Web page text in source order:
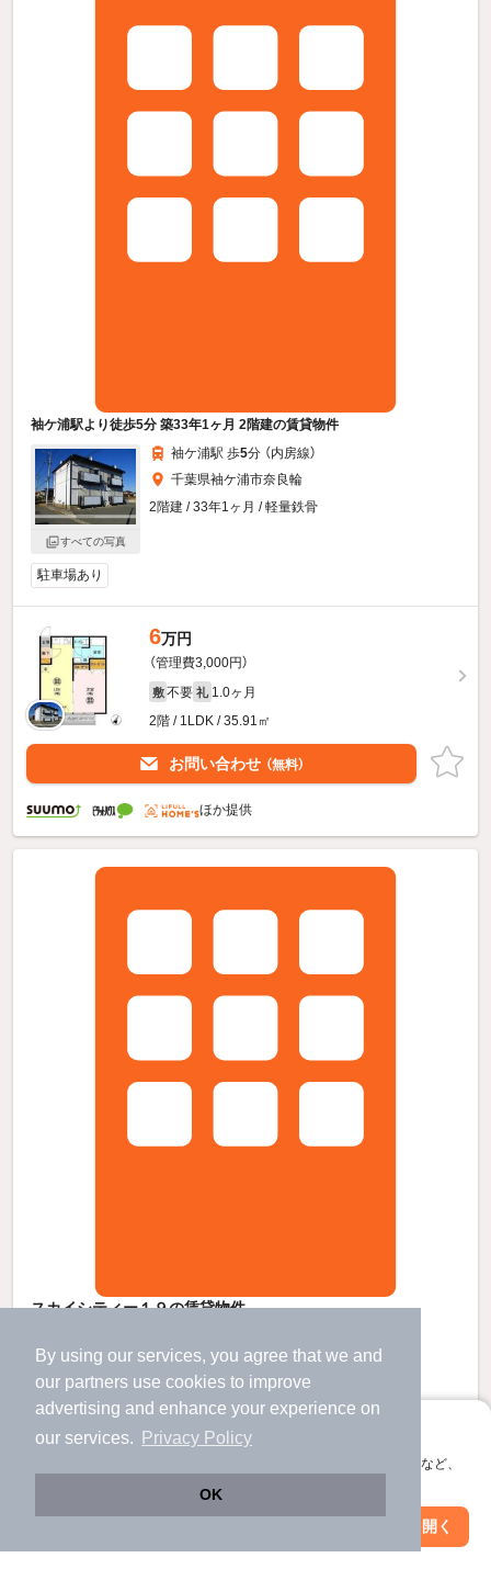
By using our services, you agree that we and
our partners use cookies to improve
advertising and enhance your experience on
our services.
Privacy Policy
OK
アプリに切り替えて、サクサクお部屋探し
会員登録なしですぐ使える。マップ検索やお気に入り保存など、
アプリを開く
袖ケ浦駅より徒歩5分 築33年1ヶ月 2階建の賃貸物件
すべての写真
袖ケ浦駅 歩5分 （内房線）
千葉県袖ケ浦市奈良輪
2階建 / 33年1ヶ月 / 軽量鉄骨
駐車場あり
6万円
（管理費3,000円）
敷 不要 礼 1.0ヶ月
2階 / 1LDK / 35.91㎡
お問い合わせ （無料）
ほか提供
スカイシティー１９の賃貸物件
品川駅 バス 68分 歩84分 （常磐線など
千葉県袖ケ浦市長浦駅前６丁目11-1
2階建 / 35年2ヶ月 / 鉄骨造
4.9
絞り込み条件を変更